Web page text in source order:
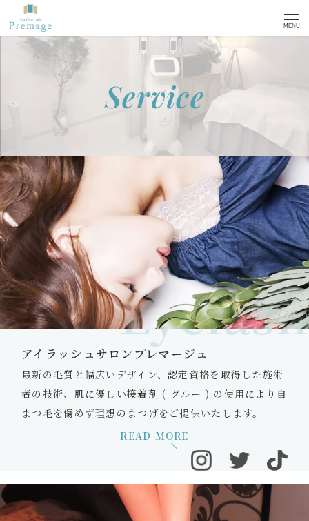
MENU
Service
Eyelash
アイラッシュサロンプレマージュ
最新の毛質と幅広いデザイン、認定資格を取得した施術
者の技術、肌に優しい接着剤 ( グルー ) の使用により自
まつ毛を傷めず理想のまつげをご提供いたします。
READ MORE